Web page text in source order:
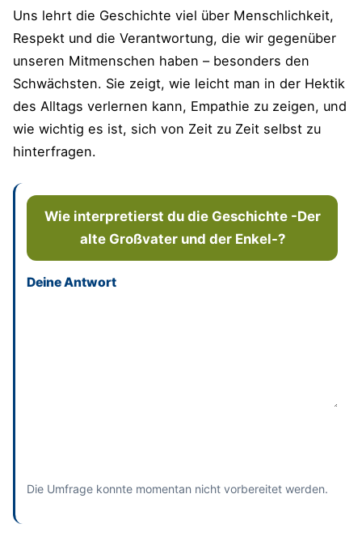
Uns lehrt die Geschichte viel über Menschlichkeit,
Respekt und die Verantwortung, die wir gegenüber
unseren Mitmenschen haben – besonders den
Schwächsten. Sie zeigt, wie leicht man in der Hektik
des Alltags verlernen kann, Empathie zu zeigen, und
wie wichtig es ist, sich von Zeit zu Zeit selbst zu
hinterfragen.
Wie interpretierst du die Geschichte -Der
alte Großvater und der Enkel-?
Dieses Feld bitte leer lassen
Deine Antwort
Die Umfrage konnte momentan nicht vorbereitet werden.